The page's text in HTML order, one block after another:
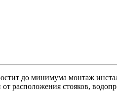
до минимума монтаж
расположения стояков,